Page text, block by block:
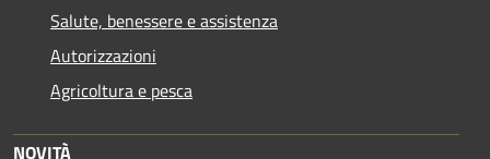
Salute, benessere e assistenza
Autorizzazioni
Agricoltura e pesca
NOVITÀ